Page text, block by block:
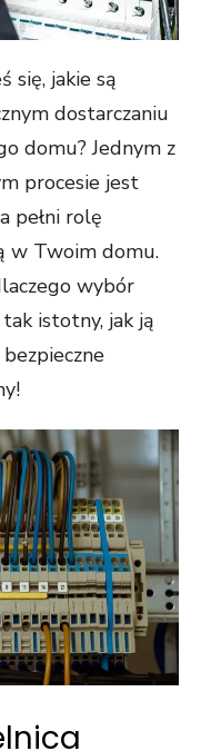
się, jakie są
dostarczaniu
domu? Jednym z
procesie jest
pełni rolę
w Twoim domu.
wybór
istotny, jak ją